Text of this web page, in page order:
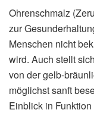
Ohrenschmalz
zur
Menschen nicht
wird. Auch stellt
von der gelb-
möglichst sanft
Einblick in